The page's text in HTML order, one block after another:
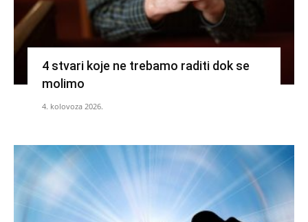
4 stvari koje ne trebamo raditi dok se
molimo
4. kolovoza 2026.